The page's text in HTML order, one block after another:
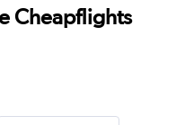
Cheapflights